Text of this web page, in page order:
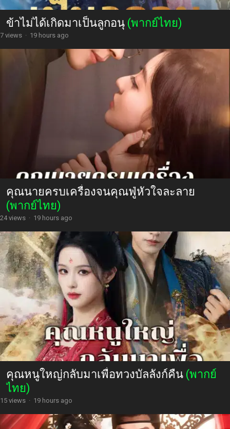
ข้าไม่ได้เกิดมาเป็นลูกอนุ (พากย์ไทย)
7 views · 19 hours ago
คุณนายครบเครื่องจนคุณฟู่หัวใจละลาย
(พากย์ไทย)
24 views · 19 hours ago
คุณหนูใหญ่กลับมาเพื่อทวงบัลลังก์คืน (พากย์
ไทย)
15 views · 19 hours ago